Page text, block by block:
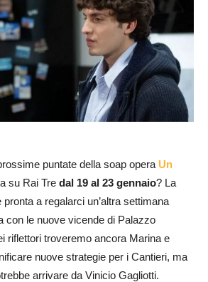
puntate della soap opera Un
su Rai Tre dal 19 al 23 gennaio? La
a regalarci un’altra settimana
con le nuove vicende di Palazzo
riflettori troveremo ancora Marina e
nuove strategie per i Cantieri, ma
arrivare da Vinicio Gagliotti.